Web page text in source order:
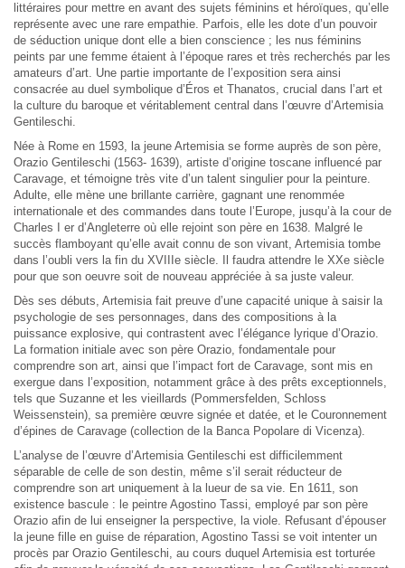
littéraires pour mettre en avant des sujets féminins et héroïques, qu’elle
représente avec une rare empathie. Parfois, elle les dote d’un pouvoir
de séduction unique dont elle a bien conscience ; les nus féminins
peints par une femme étaient à l’époque rares et très recherchés par les
amateurs d’art. Une partie importante de l’exposition sera ainsi
consacrée au duel symbolique d’Éros et Thanatos, crucial dans l’art et
la culture du baroque et véritablement central dans l’œuvre d’Artemisia
Gentileschi.
Née à Rome en 1593, la jeune Artemisia se forme auprès de son père,
Orazio Gentileschi (1563- 1639), artiste d’origine toscane influencé par
Caravage, et témoigne très vite d’un talent singulier pour la peinture.
Adulte, elle mène une brillante carrière, gagnant une renommée
internationale et des commandes dans toute l’Europe, jusqu’à la cour de
Charles I er d’Angleterre où elle rejoint son père en 1638. Malgré le
succès flamboyant qu’elle avait connu de son vivant, Artemisia tombe
dans l’oubli vers la fin du XVIIIe siècle. Il faudra attendre le XXe siècle
pour que son oeuvre soit de nouveau appréciée à sa juste valeur.
Dès ses débuts, Artemisia fait preuve d’une capacité unique à saisir la
psychologie de ses personnages, dans des compositions à la
puissance explosive, qui contrastent avec l’élégance lyrique d’Orazio.
La formation initiale avec son père Orazio, fondamentale pour
comprendre son art, ainsi que l’impact fort de Caravage, sont mis en
exergue dans l’exposition, notamment grâce à des prêts exceptionnels,
tels que Suzanne et les vieillards (Pommersfelden, Schloss
Weissenstein), sa première œuvre signée et datée, et le Couronnement
d’épines de Caravage (collection de la Banca Popolare di Vicenza).
L’analyse de l’œuvre d’Artemisia Gentileschi est difficilemment
séparable de celle de son destin, même s’il serait réducteur de
comprendre son art uniquement à la lueur de sa vie. En 1611, son
existence bascule : le peintre Agostino Tassi, employé par son père
Orazio afin de lui enseigner la perspective, la viole. Refusant d’épouser
la jeune fille en guise de réparation, Agostino Tassi se voit intenter un
procès par Orazio Gentileschi, au cours duquel Artemisia est torturée